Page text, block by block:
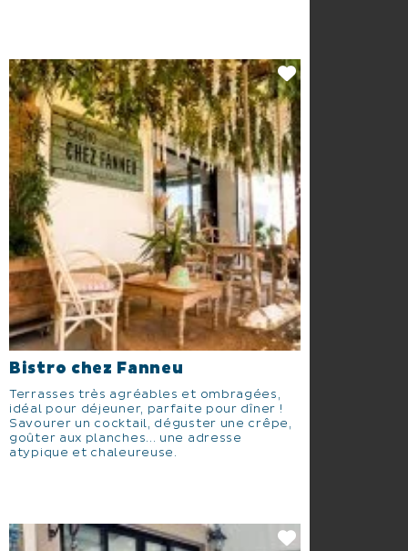
Bistro chez Fanneu
Terrasses très agréables et ombragées,
idéal pour déjeuner, parfaite pour dîner !
Savourer un cocktail, déguster une crêpe,
goûter aux planches... une adresse
atypique et chaleureuse.